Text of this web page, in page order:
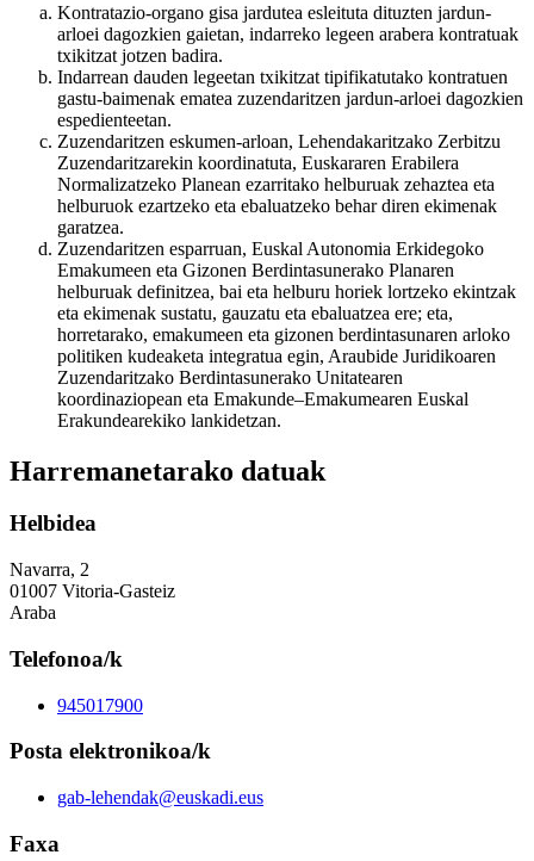
Kontratazio-organo gisa jardutea esleituta dituzten jardun-
arloei dagozkien gaietan, indarreko legeen arabera kontratuak
txikitzat jotzen badira.
Indarrean dauden legeetan txikitzat tipifikatutako kontratuen
gastu-baimenak ematea zuzendaritzen jardun-arloei dagozkien
espedienteetan.
Zuzendaritzen eskumen-arloan, Lehendakaritzako Zerbitzu
Zuzendaritzarekin koordinatuta, Euskararen Erabilera
Normalizatzeko Planean ezarritako helburuak zehaztea eta
helburuok ezartzeko eta ebaluatzeko behar diren ekimenak
garatzea.
Zuzendaritzen esparruan, Euskal Autonomia Erkidegoko
Emakumeen eta Gizonen Berdintasunerako Planaren
helburuak definitzea, bai eta helburu horiek lortzeko ekintzak
eta ekimenak sustatu, gauzatu eta ebaluatzea ere; eta,
horretarako, emakumeen eta gizonen berdintasunaren arloko
politiken kudeaketa integratua egin, Araubide Juridikoaren
Zuzendaritzako Berdintasunerako Unitatearen
koordinaziopean eta Emakunde–Emakumearen Euskal
Erakundearekiko lankidetzan.
Harremanetarako datuak
Helbidea
Navarra, 2
01007 Vitoria-Gasteiz
Araba
Telefonoa/k
945017900
Posta elektronikoa/k
gab-lehendak@euskadi.eus
Faxa